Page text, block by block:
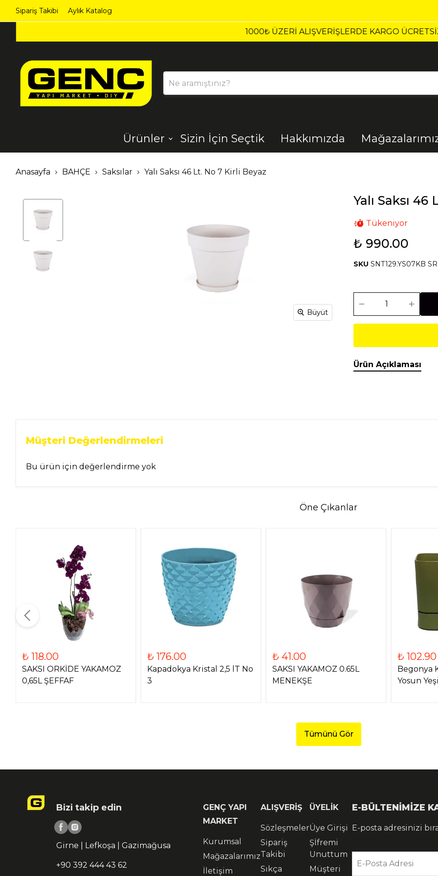
Sipariş Takibi Aylık Katalog
1000₺ ÜZERI ALIŞVERIŞLERDE KARGO ÜCRETSİZ!
Ürünler
Ahşap Aydınlatma Bahçe
Dekorasyon
Elektrik
Ev Gereçleri Isıtma Soğutma Makineler
Temel İnşaat
Tesisat
Malzemeleri
Sizin İçin Seçtik Hakkımızda
Anasayfa BAHÇE Saksılar Yalı Saksı 46 Lt. No 7 Kirli Beyaz
Büyüt
Yalı Saksı
Tükeniyor
₺ 990.00
SKU SNT129.YS07KB
Ürün Açıklaması
Müşteri Değerlendirmeleri
Bu ürün için değerlendirme yok
Öne Çıkanlar
₺ 118.00
SAKSI ORKİDE YAKAMOZ
0,65L ŞEFFAF
₺ 176.00
Kapadokya Kristal 2,5 lT No
3
₺ 41.00
SAKSI YAKAMOZ 0.65L
MENEKŞE
₺ 102.90
Begonya
Yosun
Tümünü Gör
Bizi takip edin
Girne | Lefkoşa | Gazimağusa
+90 392 444 43 62
GENÇ YAPI
MARKET
Kurumsal
Mağazalarımız
İletişim
ALIŞVERİŞ
Sözleşmeler
Sipariş
Takibi
Sıkça
ÜYELİK
Üye Girişi
Şİfremi
Unuttum
Müşteri
E-BÜLTENİMİZE
E-posta adresinizi
E-Posta Adresi